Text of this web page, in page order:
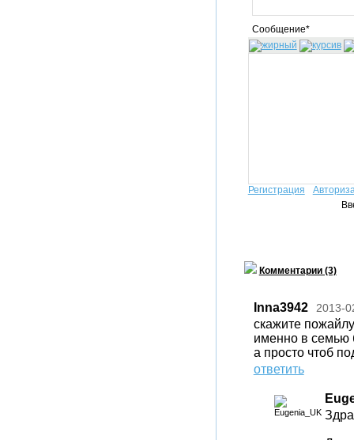
Сообщение*
Регистрация
Комментарии (3)
Inna3942 2013-
скажите
именно в семью
а просто чтоб
ответить